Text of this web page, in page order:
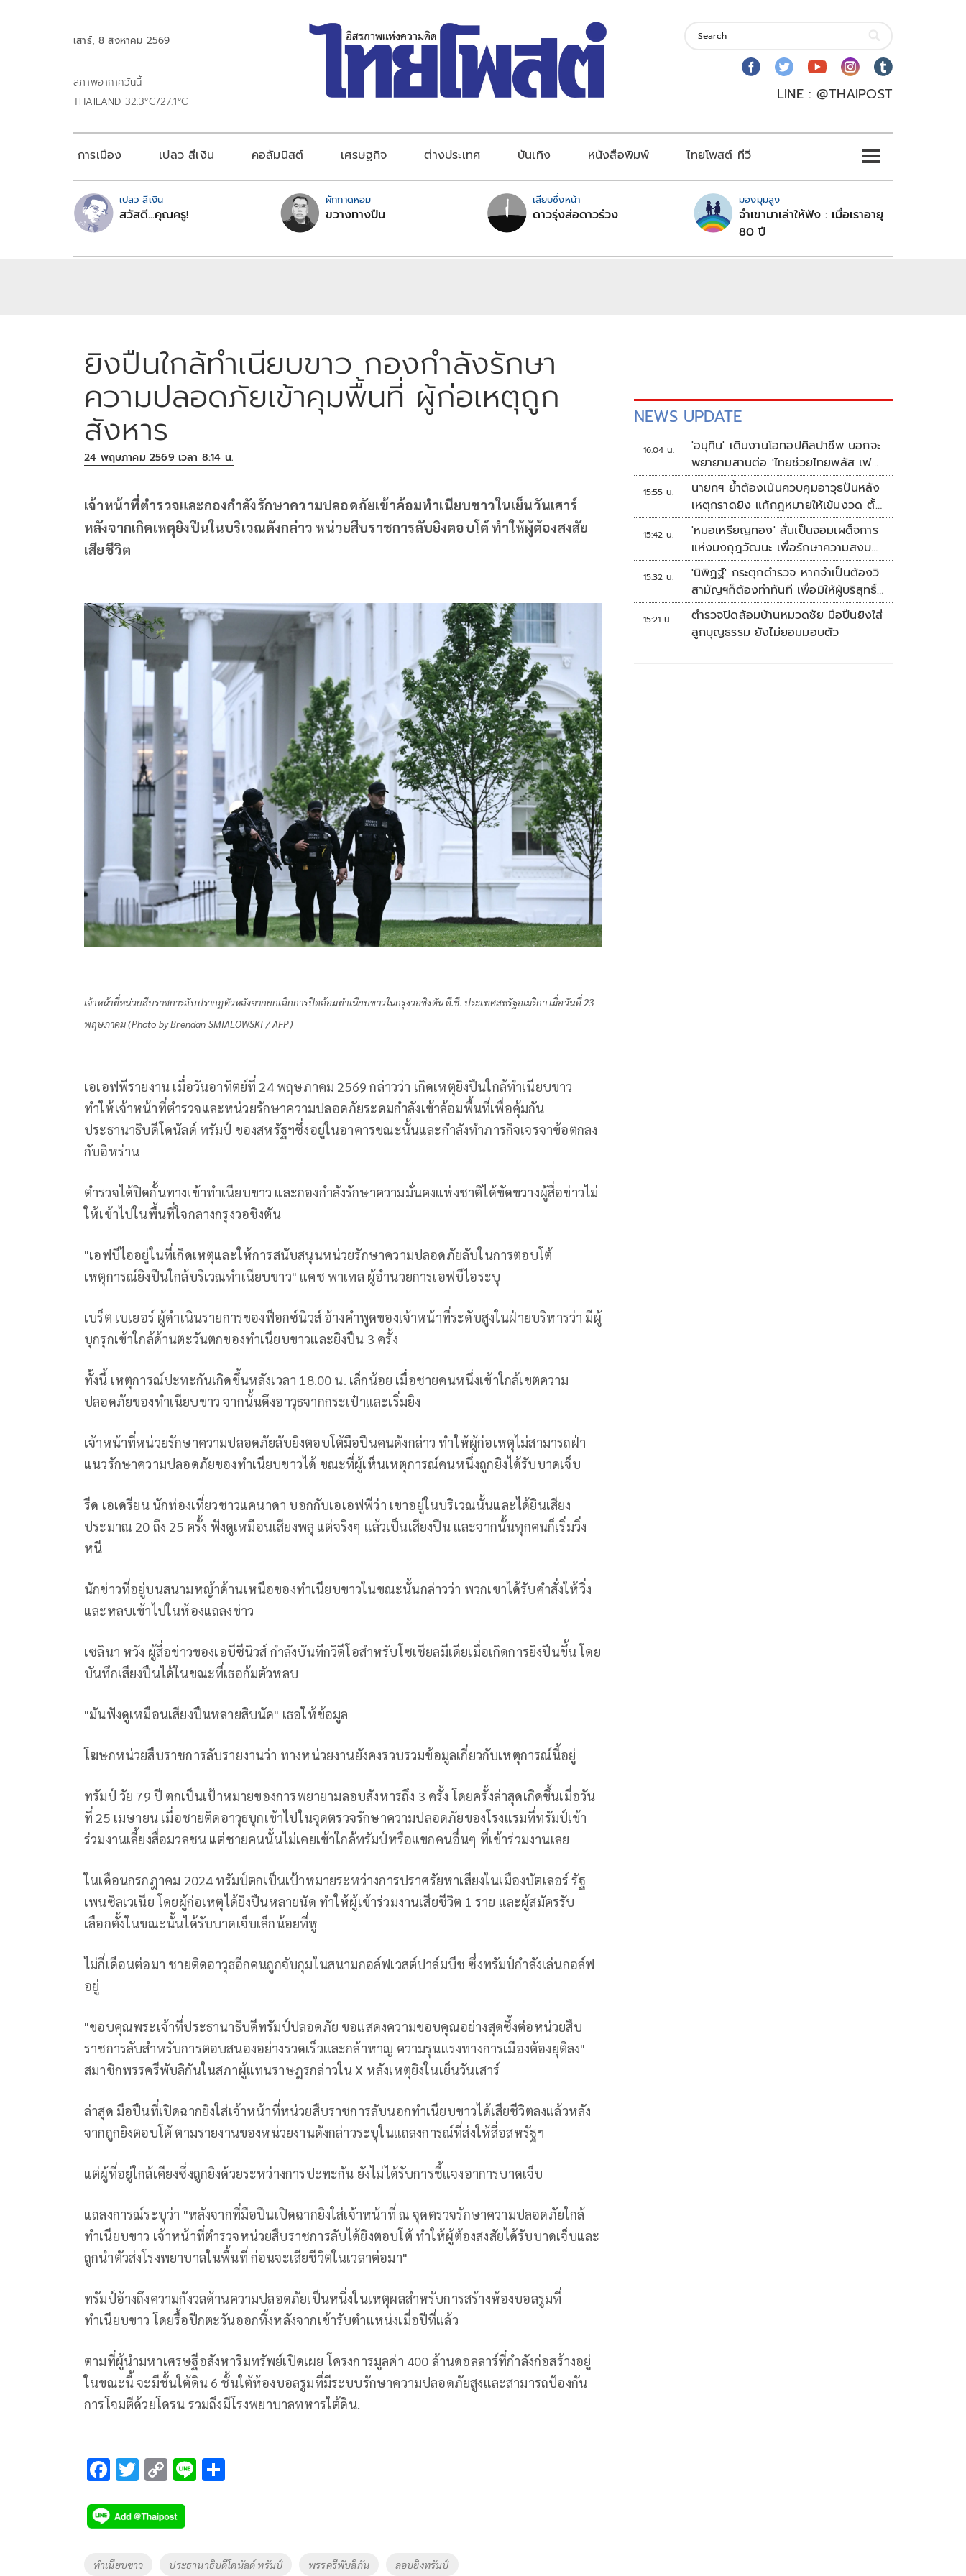
เสาร์, 8 สิงหาคม 2569
สภาพอากาศวันนี้
THAILAND 32.3°C/27.1°C
LINE : @THAIPOST
การเมือง เปลว สีเงิน คอลัมนิสต์ เศรษฐกิจ ต่างประเทศ บันเทิง หนังสือพิมพ์ ไทยโพสต์ ทีวี
เปลว สีเงิน
สวัสดี...คุณครู!
ผักกาดหอม
ขวางทางปืน
เสียบซึ่งหน้า
ดาวรุ่งส่อดาวร่วง
มองมุมสูง
จำเขามาเล่าให้ฟัง : เมื่อเราอายุ
80 ปี
ยิงปืนใกล้ทำเนียบขาว กองกำลังรักษา
ความปลอดภัยเข้าคุมพื้นที่ ผู้ก่อเหตุถูก
สังหาร
24 พฤษภาคม 2569 เวลา 8:14 น.
เจ้าหน้าที่ตำรวจและกองกำลังรักษาความปลอดภัยเข้าล้อมทำเนียบขาวในเย็นวันเสาร์
หลังจากเกิดเหตุยิงปืนในบริเวณดังกล่าว หน่วยสืบราชการลับยิงตอบโต้ ทำให้ผู้ต้องสงสัย
เสียชีวิต
เจ้าหน้าที่หน่วยสืบราชการลับปรากฏตัวหลังจากยกเลิกการปิดล้อมทำเนียบขาวในกรุงวอชิงตัน ดี.ซี. ประเทศสหรัฐอเมริกา เมื่อวันที่ 23
พฤษภาคม (Photo by Brendan SMIALOWSKI / AFP)
เอเอฟพีรายงาน เมื่อวันอาทิตย์ที่ 24 พฤษภาคม 2569 กล่าวว่า เกิดเหตุยิงปืนใกล้ทำเนียบขาว
ทำให้เจ้าหน้าที่ตำรวจและหน่วยรักษาความปลอดภัยระดมกำลังเข้าล้อมพื้นที่เพื่อคุ้มกัน
ประธานาธิบดีโดนัลด์ ทรัมป์ ของสหรัฐฯซึ่งอยู่ในอาคารขณะนั้นและกำลังทำภารกิจเจรจาข้อตกลง
กับอิหร่าน
ตำรวจได้ปิดกั้นทางเข้าทำเนียบขาว และกองกำลังรักษาความมั่นคงแห่งชาติได้ขัดขวางผู้สื่อข่าวไม่
ให้เข้าไปในพื้นที่ใจกลางกรุงวอชิงตัน
"เอฟบีไออยู่ในที่เกิดเหตุและให้การสนับสนุนหน่วยรักษาความปลอดภัยลับในการตอบโต้
เหตุการณ์ยิงปืนใกล้บริเวณทำเนียบขาว" แคช พาเทล ผู้อำนวยการเอฟบีไอระบุ
เบร็ต เบเยอร์ ผู้ดำเนินรายการของฟ็อกซ์นิวส์ อ้างคำพูดของเจ้าหน้าที่ระดับสูงในฝ่ายบริหารว่า มีผู้
บุกรุกเข้าใกล้ด้านตะวันตกของทำเนียบขาวและยิงปืน 3 ครั้ง
ทั้งนี้ เหตุการณ์ปะทะกันเกิดขึ้นหลังเวลา 18.00 น. เล็กน้อย เมื่อชายคนหนึ่งเข้าใกล้เขตความ
ปลอดภัยของทำเนียบขาว จากน้้นดึงอาวุธจากกระเป๋าและเริ่มยิง
เจ้าหน้าที่หน่วยรักษาความปลอดภัยลับยิงตอบโต้มือปืนคนดังกล่าว ทำให้ผู้ก่อเหตุไม่สามารถฝ่า
แนวรักษาความปลอดภัยของทำเนียบขาวได้ ขณะที่ผู้เห็นเหตุการณ์คนหนึ่งถูกยิงได้รับบาดเจ็บ
รีด เอเดรียน นักท่องเที่ยวชาวแคนาดา บอกกับเอเอฟพีว่า เขาอยู่ในบริเวณนั้นและได้ยินเสียง
ประมาณ 20 ถึง 25 ครั้ง ฟังดูเหมือนเสียงพลุ แต่จริงๆ แล้วเป็นเสียงปืน และจากนั้นทุกคนก็เริ่มวิ่ง
หนี
นักข่าวที่อยู่บนสนามหญ้าด้านเหนือของทำเนียบขาวในขณะนั้นกล่าวว่า พวกเขาได้รับคำสั่งให้วิ่ง
และหลบเข้าไปในห้องแถลงข่าว
เซลินา หวัง ผู้สื่อข่าวของเอบีซีนิวส์ กำลังบันทึกวิดีโอสำหรับโซเชียลมีเดียเมื่อเกิดการยิงปืนขึ้น โดย
บันทึกเสียงปืนได้ในขณะที่เธอก้มตัวหลบ
"มันฟังดูเหมือนเสียงปืนหลายสิบนัด" เธอให้ข้อมูล
โฆษกหน่วยสืบราชการลับรายงานว่า ทางหน่วยงานยังคงรวบรวมข้อมูลเกี่ยวกับเหตุการณ์นี้อยู่
ทรัมป์ วัย 79 ปี ตกเป็นเป้าหมายของการพยายามลอบสังหารถึง 3 ครั้ง โดยครั้งล่าสุดเกิดขึ้นเมื่อวัน
ที่ 25 เมษายน เมื่อชายติดอาวุธบุกเข้าไปในจุดตรวจรักษาความปลอดภัยของโรงแรมที่ทรัมป์เข้า
ร่วมงานเลี้ยงสื่อมวลชน แต่ชายคนนั้นไม่เคยเข้าใกล้ทรัมป์หรือแขกคนอื่นๆ ที่เข้าร่วมงานเลย
ในเดือนกรกฎาคม 2024 ทรัมป์ตกเป็นเป้าหมายระหว่างการปราศรัยหาเสียงในเมืองบัตเลอร์ รัฐ
เพนซิลเวเนีย โดยผู้ก่อเหตุได้ยิงปืนหลายนัด ทำให้ผู้เข้าร่วมงานเสียชีวิต 1 ราย และผู้สมัครรับ
เลือกตั้งในขณะนั้นได้รับบาดเจ็บเล็กน้อยที่หู
ไม่กี่เดือนต่อมา ชายติดอาวุธอีกคนถูกจับกุมในสนามกอล์ฟเวสต์ปาล์มบีช ซึ่งทรัมป์กำลังเล่นกอล์ฟ
อยู่
"ขอบคุณพระเจ้าที่ประธานาธิบดีทรัมป์ปลอดภัย ขอแสดงความขอบคุณอย่างสุดซึ้งต่อหน่วยสืบ
ราชการลับสำหรับการตอบสนองอย่างรวดเร็วและกล้าหาญ ความรุนแรงทางการเมืองต้องยุติลง"
สมาชิกพรรครีพับลิกันในสภาผู้แทนราษฎรกล่าวใน X หลังเหตุยิงในเย็นวันเสาร์
ล่าสุด มือปืนที่เปิดฉากยิงใส่เจ้าหน้าที่หน่วยสืบราชการลับนอกทำเนียบขาวได้เสียชีวิตลงแล้วหลัง
จากถูกยิงตอบโต้ ตามรายงานของหน่วยงานดังกล่าวระบุในแถลงการณ์ที่ส่งให้สื่อสหรัฐฯ
แต่ผู้ที่อยู่ใกล้เคียงซึ่งถูกยิงด้วยระหว่างการปะทะกัน ยังไม่ได้รับการชี้แจงอาการบาดเจ็บ
แถลงการณ์ระบุว่า "หลังจากที่มือปืนเปิดฉากยิงใส่เจ้าหน้าที่ ณ จุดตรวจรักษาความปลอดภัยใกล้
ทำเนียบขาว เจ้าหน้าที่ตำรวจหน่วยสืบราชการลับได้ยิงตอบโต้ ทำให้ผู้ต้องสงสัยได้รับบาดเจ็บและ
ถูกนำตัวส่งโรงพยาบาลในพื้นที่ ก่อนจะเสียชีวิตในเวลาต่อมา"
ทรัมป์อ้างถึงความกังวลด้านความปลอดภัยเป็นหนึ่งในเหตุผลสำหรับการสร้างห้องบอลรูมที่
ทำเนียบขาว โดยรื้อปีกตะวันออกทิ้งหลังจากเข้ารับตำแหน่งเมื่อปีที่แล้ว
ตามที่ผู้นำมหาเศรษฐีอสังหาริมทรัพย์เปิดเผย โครงการมูลค่า 400 ล้านดอลลาร์ที่กำลังก่อสร้างอยู่
ในขณะนี้ จะมีชั้นใต้ดิน 6 ชั้นใต้ห้องบอลรูมที่มีระบบรักษาความปลอดภัยสูงและสามารถป้องกัน
การโจมตีด้วยโดรน รวมถึงมีโรงพยาบาลทหารใต้ดิน.
F
e
b
o
T
tt
er
C
p
y
Li
Li
Tags
ทำเนียบขาว ประธานาธิบดีโดนัลด์ ทรัมป์ พรรครีพับลิกัน ลอบยิงทรัมป์
NEWS UPDATE
16:04 น.
'อนุทิน' เดินงานโอทอปศิลปาชีพ บอกจะ
พยายามสานต่อ 'ไทยช่วยไทยพลัส เฟส
2'
15:55 น.
นายกฯ ย้ำต้องเน้นควบคุมอาวุธปืนหลัง
เหตุกราดยิง แก้กฎหมายให้เข้มงวด ตั้ง
ด่านตรวจเพิ่ม
15:42 น.
'หมอเหรียญทอง' ลั่นเป็นจอมเผด็จการ
แห่งมงกุฎวัฒนะ เพื่อรักษาความสงบ
ปลอดภัยภายในรพ.
15:32 น.
'นิพิฏฐ์' กระตุกตำรวจ หากจำเป็นต้องวิ
สามัญฯก็ต้องทำทันที เพื่อมิให้ผู้บริสุทธิ์
เสียชีวิตเพิ่ม
15:21 น.
ตำรวจปิดล้อมบ้านหมวดชัย มือปืนยิงใส่
ลูกบุญธรรม ยังไม่ยอมมอบตัว